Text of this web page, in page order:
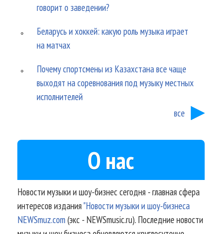
говорит о заведении?
Беларусь и хоккей: какую роль музыка играет
на матчах
Почему спортсмены из Казахстана все чаще
выходят на соревнования под музыку местных
исполнителей
все
О нас
Новости музыки и шоу-бизнес сегодня - главная сфера
интересов издания"Новости музыки и шоу-бизнеса
NEWSmuz.com(экс - NEWSmusic.ru). Последние новости